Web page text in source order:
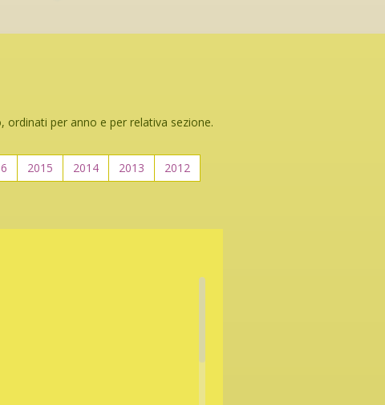
per anno e per relativa sezione.
2015 2014 2013
2012